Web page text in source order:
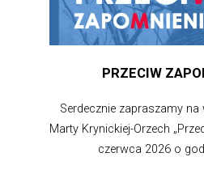
PRZECIW
Serdecznie zapraszamy
Marty Krynickiej-Orzech
czerwca 2026 o